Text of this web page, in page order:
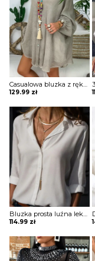
Casualowa bluzka z rękawami latarnią i guzikami Lies
129.99 zł
Bluzka prosta luźna lekki v dekolt z guzikami kołnierzem długie proste rękawy Melusine
114.99 zł